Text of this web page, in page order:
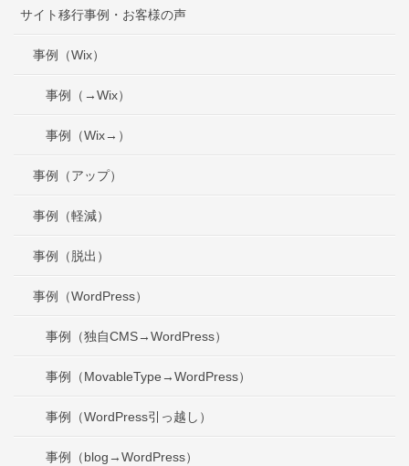
サイト移行事例・お客様の声
事例（Wix）
事例（→Wix）
事例（Wix→）
事例（アップ）
事例（軽減）
事例（脱出）
事例（WordPress）
事例（独自CMS→WordPress）
事例（MovableType→WordPress）
事例（WordPress引っ越し）
事例（blog→WordPress）